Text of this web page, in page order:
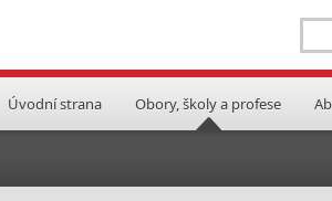
Úvodní strana Obory, školy a profese